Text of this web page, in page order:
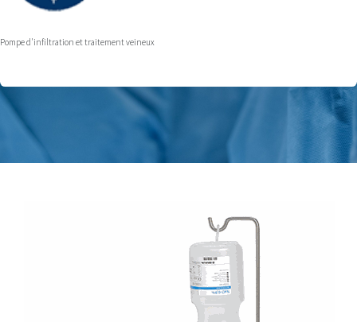
Pompe d'infiltration et traitement veineux